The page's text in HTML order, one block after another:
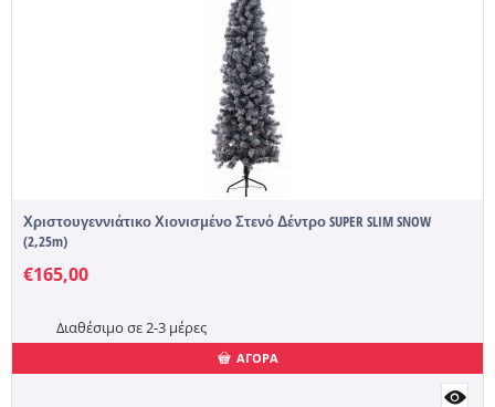
Χριστουγεννιάτικο Χιονισμένο Στενό Δέντρο SUPER SLIM SNOW
(2,25m)
€165,00
Διαθέσιμο σε 2-3 μέρες
ΑΓΟΡΑ